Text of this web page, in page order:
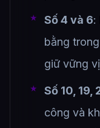
Số 4 và 6:
bằng
giữ vững
Số 10, 19,
công và